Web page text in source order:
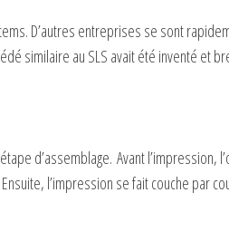
D’autres entreprises se sont
similaire au SLS avait été inventé et
d’assemblage. Avant l’impression,
l’impression se fait couche par